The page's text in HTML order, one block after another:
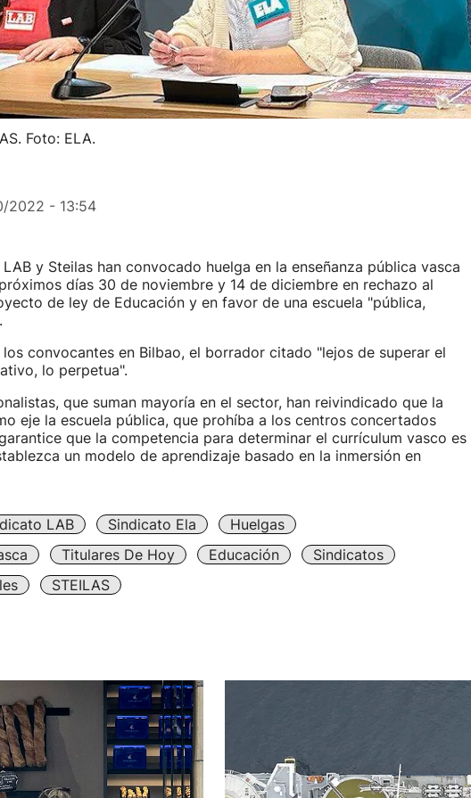
Foto: ELA.
2022 - 13:54
y Steilas han convocado huelga en la enseñanza pública vasca
días 30 de noviembre y 14 de diciembre en rechazo al
de ley de Educación y en favor de una escuela "pública,
los convocantes en Bilbao, el borrador citado "lejos de superar el
lo perpetua".
que suman mayoría en el sector, han reivindicado que la
eje la escuela pública, que prohíba a los centros concertados
que la competencia para determinar el currículum vasco es
un modelo de aprendizaje basado en la inmersión en
LAB Sindicato Ela
Huelgas
Titulares De Hoy Educación
Sindicatos
STEILAS